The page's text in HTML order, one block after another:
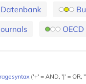
OECD
('+' = AND, '|' = OR,